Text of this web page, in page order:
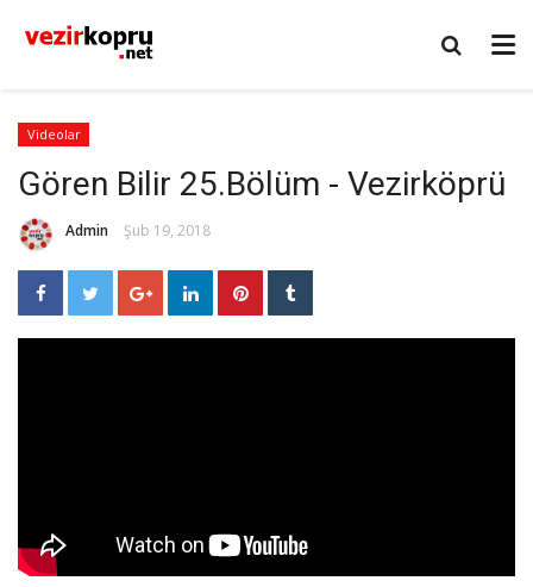
Videolar
Gören Bilir 25.Bölüm - Vezirköprü
Admin Şub 19, 2018